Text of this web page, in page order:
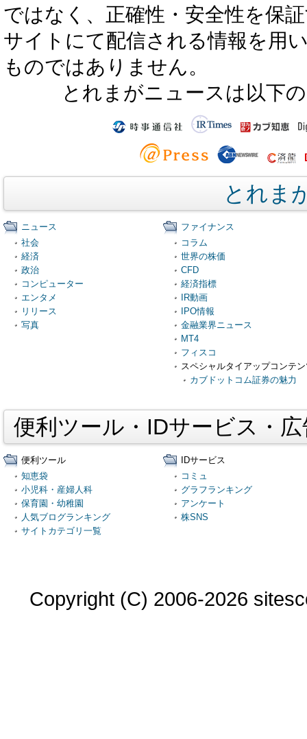
ではなく、正確性・安全性を保
サイトにて配信される情報を用
ものではありません。
とれまがニュースは以下
とれま
ニュース
社会
経済
政治
コンピューター
エンタメ
リリース
写真
ファイナンス
コラム
世界の株価
CFD
経済指標
IR動画
IPO情報
金融業界ニュース
MT4
フィスコ
スペシャルタイアップコンテ
カブドットコム証券の魅力
便利ツール・IDサービス・
便利ツール
知恵袋
小児科・産婦人科
保育園・幼稚園
人気ブログランキング
サイトカテゴリ一覧
IDサービス
コミュ
グラフランキング
アンケート
株SNS
Copyright (C) 2006-2026